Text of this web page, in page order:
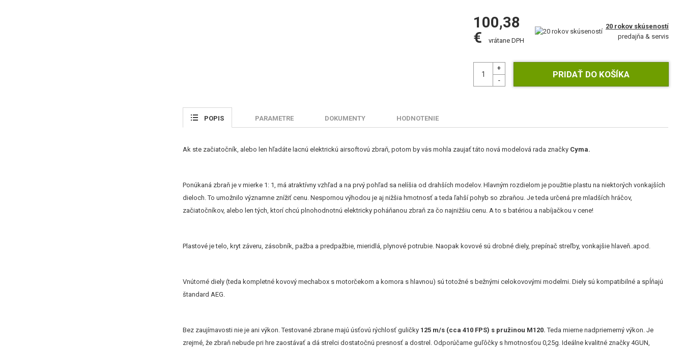
100,38
€
vrátane DPH
20 rokov skúseností
predajňa & servis
POPIS PARAMETRE DOKUMENTY HODNOTENIE
Ak ste začiatočník, alebo len hľadáte lacnú elektrickú airsoftovú zbraň, potom by vás mohla zaujať táto nová modelová rada značky Cyma.
Ponúkaná zbraň je v mierke 1: 1, má atraktívny vzhľad a na prvý pohľad sa nelíšia od drahších modelov. Hlavným rozdielom je použitie plastu na niektorých vonkajších
dieloch. To umožnilo významne znížiť cenu. Nespornou výhodou je aj nižšia hmotnosť a teda ľahší pohyb so zbraňou. Je teda určená pre mladších hráčov,
začiatočníkov, alebo len tých, ktorí chcú plnohodnotnú elektricky poháňanou zbraň za čo najnižšiu cenu. A to s batériou a nabíjačkou v cene!
Plastové je telo, kryt záveru, zásobník, pažba a predpažbie, mieridlá, plynové potrubie. Naopak kovové sú drobné diely, prepínač streľby, vonkajšie hlaveň..apod.
Vnútorné diely (teda kompletné kovový mechabox s motorčekom a komora s hlavnou) sú totožné s bežnými celokovovými modelmi. Diely sú kompatibilné a spĺňajú
štandard AEG.
Bez zaujímavosti nie je ani výkon. Testované zbrane majú úsťovú rýchlosť guličky 125 m/s (cca 410 FPS) s pružinou M120.Teda mierne nadpriemerný výkon. Je
zrejmé, že zbraň nebude pri hre zaostávať a dá strelci dostatočnú presnosť a dostrel. Odporúčame guľôčky s hmotnosťou 0,25g. Ideálne kvalitné značky 4GUN,